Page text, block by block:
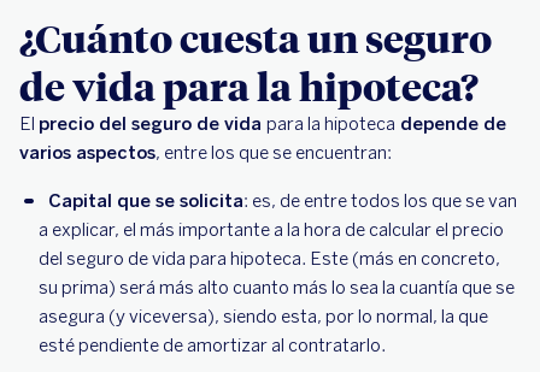
¿Cuánto cuesta un seguro
de vida para la hipoteca?
El precio del seguro de vida para la hipoteca depende de
varios aspectos, entre los que se encuentran:
Capital que se solicita: es, de entre todos los que se van
a explicar, el más importante a la hora de calcular el precio
del seguro de vida para hipoteca. Este (más en concreto,
su prima) será más alto cuanto más lo sea la cuantía que se
asegura (y viceversa), siendo esta, por lo normal, la que
esté pendiente de amortizar al contratarlo.